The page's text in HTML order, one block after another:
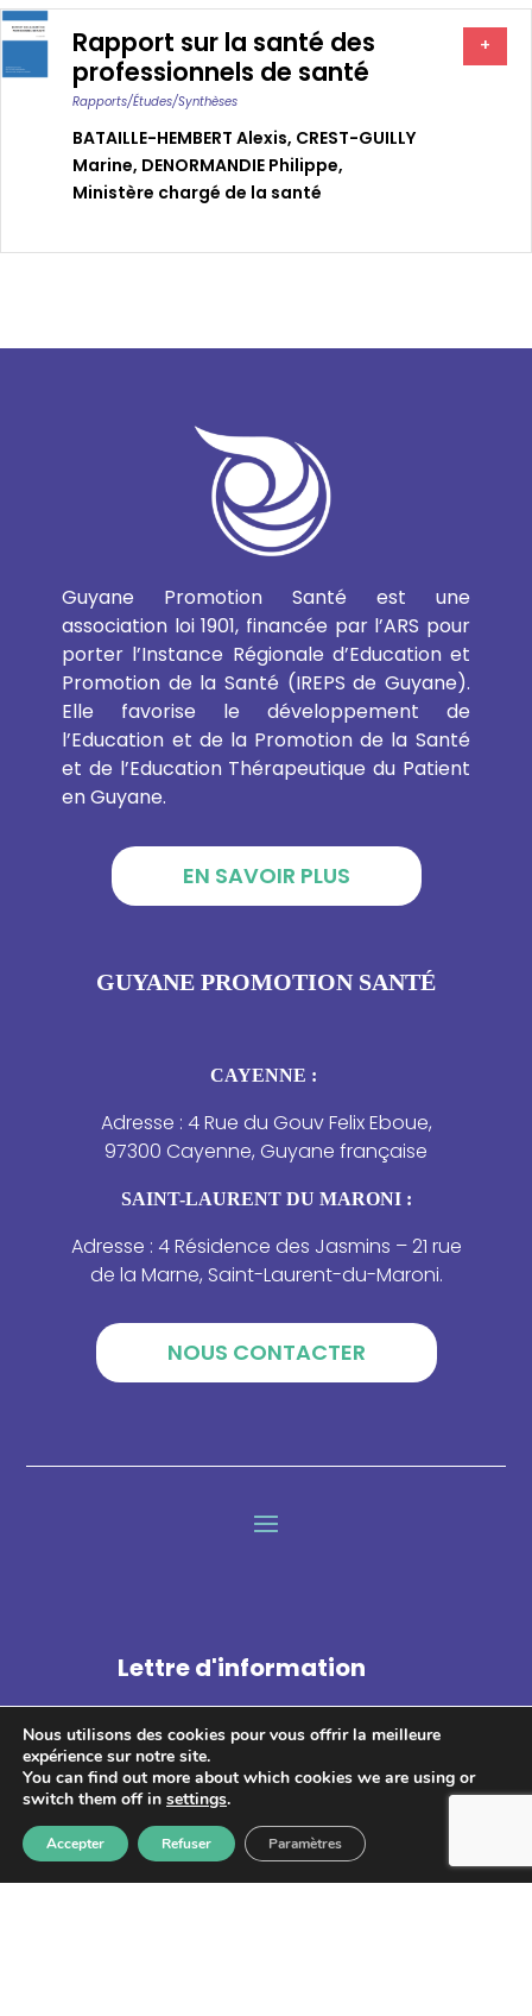
Rapport sur la santé des
professionnels de santé
Rapports/études/synthèses
BATAILLE-HEMBERT Alexis, CREST-GUILLY
Marine, DENORMANDIE Philippe,
Ministère chargé de la santé
+
Guyane Promotion Santé est une
association loi 1901, financée par l’ARS pour
porter l’Instance Régionale d’Education et
Promotion de la Santé (IREPS de Guyane).
Elle favorise le développement de
l’Education et de la Promotion de la Santé
et de l’Education Thérapeutique du Patient
en Guyane.
EN SAVOIR PLUS
GUYANE PROMOTION SANTÉ
CAYENNE :
Adresse : 4 Rue du Gouv Felix Eboue,
97300 Cayenne, Guyane française
SAINT-LAURENT DU MARONI :
Adresse : 4 Résidence des Jasmins – 21 rue
de la Marne, Saint-Laurent-du-Maroni.
NOUS CONTACTER
Lettre d'information
enregistrées et transmises à GPS pour le traitement de votre
Nous utilisons des cookies pour vous offrir la meilleure
expérience sur notre site.
You can find out more about which cookies we are using or
switch them off in settings.
Accepter Refuser Paramètres